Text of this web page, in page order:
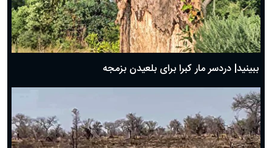
ببینید| دردسر مار کبرا برای بلعیدن بزمجه